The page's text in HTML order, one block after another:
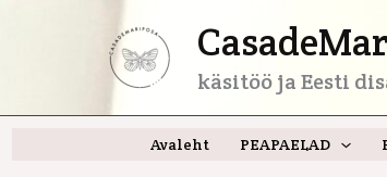
käsitöö ja Eesti
Avaleht PEAPAELAD